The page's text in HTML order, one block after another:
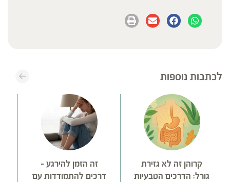
לכתבות נוספות
קרוהן זה לא גזירת
גורל: הדרכים הטבעיות
זה הזמן להירגע –
דרכים להתמודדות עם